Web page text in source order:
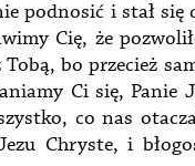
podnosić i stał się
Cię, że
bo przecież
Ci się, Panie
co nas
Chryste, i